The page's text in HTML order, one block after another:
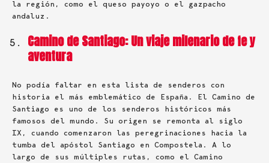
la región, como el queso payoyo o el gazpacho
andaluz.
Camino de Santiago: Un viaje milenario de fe y
aventura
No podía faltar en esta lista de senderos con
historia el más emblemático de España. El Camino de
Santiago es uno de los senderos históricos más
famosos del mundo. Su origen se remonta al siglo
IX, cuando comenzaron las peregrinaciones hacia la
tumba del apóstol Santiago en Compostela. A lo
largo de sus múltiples rutas, como el Camino